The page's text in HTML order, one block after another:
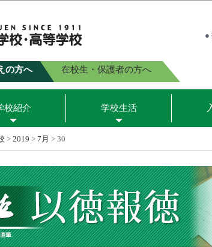
●
の方へ 在校生・保護者の方へ
校紹介 学校生活
> 2019 > 7月 > 30